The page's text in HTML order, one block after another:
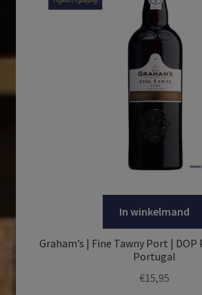
In winkelmand
Graham’s | Fine Tawny Port |
Portugal
€15,95